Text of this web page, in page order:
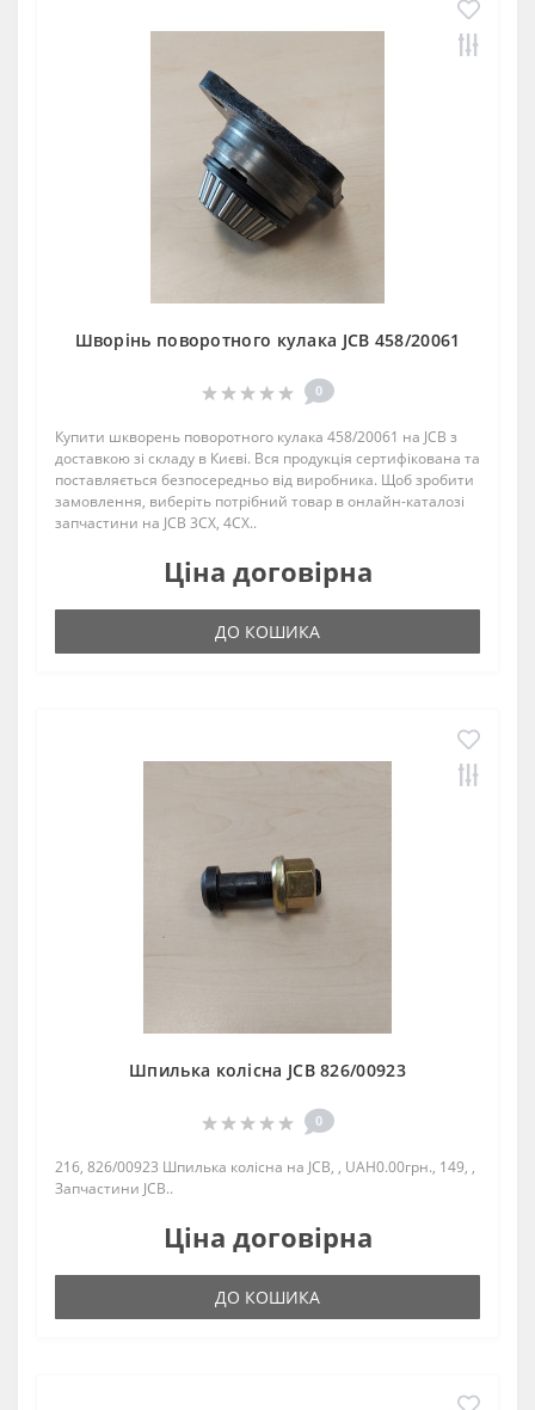
Шворінь поворотного кулака JCB 458/20061
0
Купити шкворень поворотного кулака 458/20061 на JCB з
доставкою зі складу в Києві. Вся продукція сертифікована та
поставляється безпосередньо від виробника. Щоб зробити
замовлення, виберіть потрібний товар в онлайн-каталозі
запчастини на JCB 3CX, 4CX..
Ціна договірна
ДО КОШИКА
Шпилька колісна JCB 826/00923
0
216, 826/00923 Шпилька колісна на JCB, , UAH0.00грн., 149, ,
Запчастини JCB..
Ціна договірна
ДО КОШИКА